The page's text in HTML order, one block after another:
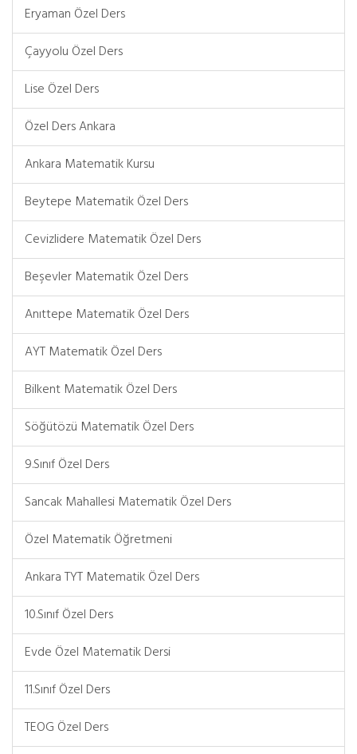
Eryaman Özel Ders
Çayyolu Özel Ders
Lise Özel Ders
Özel Ders Ankara
Ankara Matematik Kursu
Beytepe Matematik Özel Ders
Cevizlidere Matematik Özel Ders
Beşevler Matematik Özel Ders
Anıttepe Matematik Özel Ders
AYT Matematik Özel Ders
Bilkent Matematik Özel Ders
Söğütözü Matematik Özel Ders
9.Sınıf Özel Ders
Sancak Mahallesi Matematik Özel Ders
Özel Matematik Öğretmeni
Ankara TYT Matematik Özel Ders
10.Sınıf Özel Ders
Evde Özel Matematik Dersi
11.Sınıf Özel Ders
TEOG Özel Ders